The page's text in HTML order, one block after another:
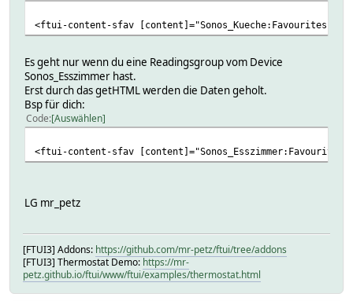
<ftui-content-sfav [content]="Sonos_Kueche:Favourites |
Es geht nur wenn du eine Readingsgroup vom Device
Sonos_Esszimmer hast.
Erst durch das getHTML werden die Daten geholt.
Bsp für dich:
Code Auswählen
<ftui-content-sfav [content]="Sonos_Esszimmer:Favourites
LG mr_petz
[FTUI3] Addons: https://github.com/mr-petz/ftui/tree/addons
[FTUI3] Thermostat Demo: https://mr-
petz.github.io/ftui/www/ftui/examples/thermostat.html